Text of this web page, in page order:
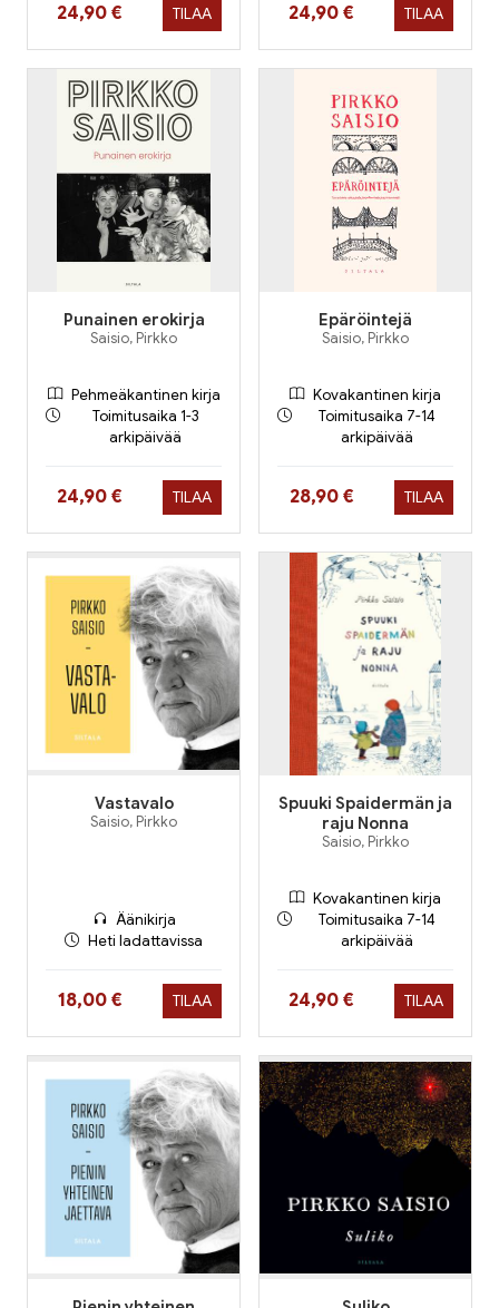
Hinta nyt
24,90 € TILAA Hinta nyt
24,90 € TILAA
Punainen erokirja
Saisio, Pirkko
Pehmeäkantinen kirja
Toimitusaika 1-3
arkipäivää
Hinta nyt
24,90 € TILAA
Epäröintejä
Saisio, Pirkko
Kovakantinen kirja
Toimitusaika 7-14
arkipäivää
Hinta nyt
28,90 € TILAA
Vastavalo
Saisio, Pirkko
Äänikirja
Heti ladattavissa
Hinta nyt
18,00 € TILAA
Spuuki Spaidermän ja
raju Nonna
Saisio, Pirkko
Kovakantinen kirja
Toimitusaika 7-14
arkipäivää
Hinta nyt
24,90 € TILAA